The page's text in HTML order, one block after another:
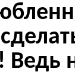
Ведь